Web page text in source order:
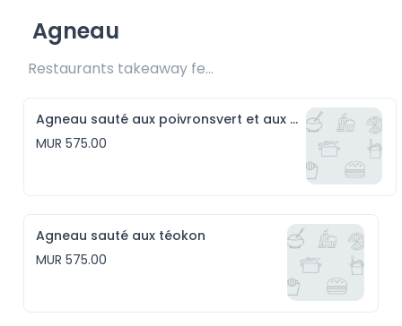
Agneau
Restaurants takeaway fee Rs25 included
Agneau sauté aux poivronsvert et aux piments rouge
MUR 575.00
Agneau sauté aux téokon
MUR 575.00